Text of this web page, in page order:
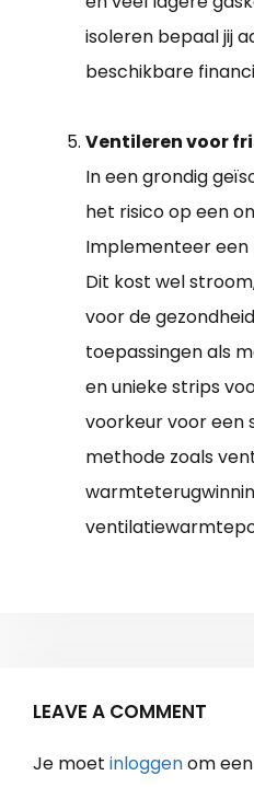
isoleren bepaal jij
beschikbare
Ventileren voor
In een grondig
het risico op een
Implementeer een
Dit kost wel
voor de
toepassingen als
en unieke strips
voorkeur voor een
methode zoals
LEAVE A COMMENT
Je moet inloggenom